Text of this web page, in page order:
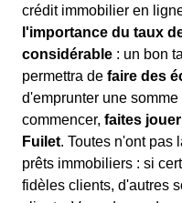
crédit immobilier en
l'importance du taux
considérable : un bon
permettra de faire des
d'emprunter une
commencer, faites
Fuilet. Toutes n'ont pas
prêts immobiliers : si
fidèles clients, d'autres